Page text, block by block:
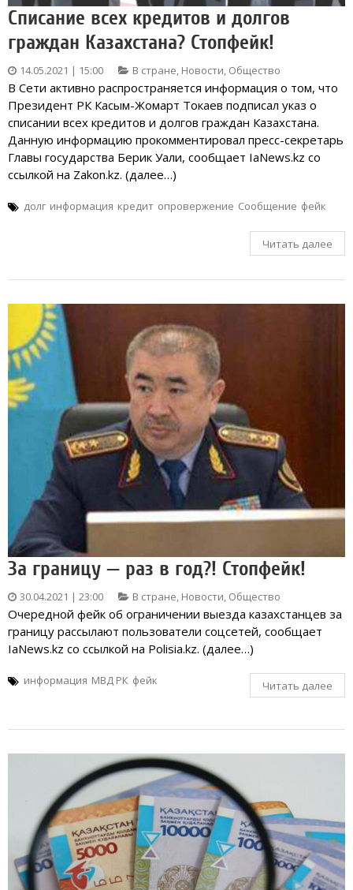
Списание всех кредитов и долгов
граждан Казахстана? Стопфейк!
14.05.2021 | 15:00 В стране, Новости, Общество
В Сети активно распространяется информация о том, что
Президент РК Касым-Жомарт Токаев подписал указ о
списании всех кредитов и долгов граждан Казахстана.
Данную информацию прокомментировал пресс-секретарь
Главы государства Берик Уали, сообщает IaNews.kz со
ссылкой на Zakon.kz. (далее…)
долг информация кредит опровержение Сообщение фейк
Читать далее
За границу — раз в год?! Стопфейк!
30.04.2021 | 23:00 В стране, Новости, Общество
Очередной фейк об ограничении выезда казахстанцев за
границу рассылают пользователи соцсетей, сообщает
IaNews.kz со ссылкой на Polisia.kz. (далее…)
информация МВД РК фейк Читать далее